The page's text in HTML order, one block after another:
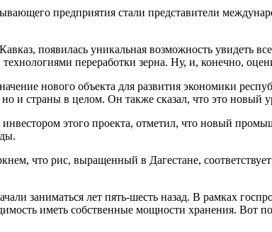
предприятия стали представители
появилась уникальная возможность увидеть
переработки зерна. Ну, и, конечно,
нового объекта для развития экономики
и страны в целом. Он также сказал, что это новый
этого проекта, отметил, что новый
что рис, выращенный в Дагестане,
заниматься лет пять-шесть назад. В рамках
иметь собственные мощности хранения. Вот